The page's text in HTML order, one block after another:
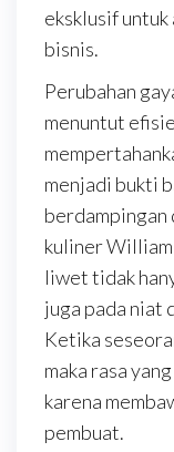
eksklusif untuk
bisnis.
Perubahan
menuntut
menjadi bukti
berdampingan
kuliner William
liwet tidak
juga pada niat
Ketika
maka rasa
karena
pembuat.